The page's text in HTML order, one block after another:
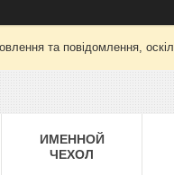
та повідомлення,
ИМЕННОЙ
ЧЕХОЛ